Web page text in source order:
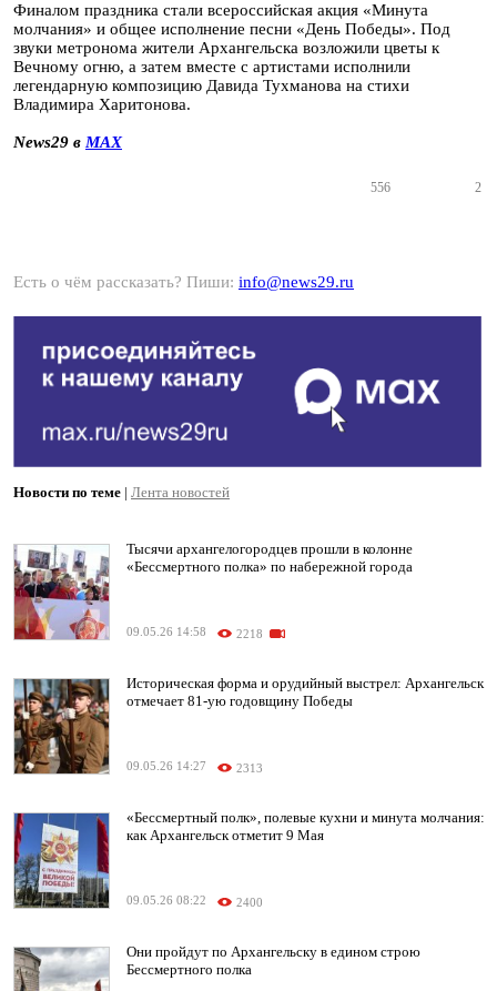
Финалом праздника стали всероссийская акция «Минута
молчания» и общее исполнение песни «День Победы». Под
звуки метронома жители Архангельска возложили цветы к
Вечному огню, а затем вместе с артистами исполнили
легендарную композицию Давида Тухманова на стихи
Владимира Харитонова.
News29 в MAX
556 2
Есть о чём рассказать? Пиши: info@news29.ru
Новости по теме | Лента новостей
Тысячи архангелогородцев прошли в колонне
«Бессмертного полка» по набережной города
09.05.26 14:58 2218
Историческая форма и орудийный выстрел: Архангельск
отмечает 81-ую годовщину Победы
09.05.26 14:27 2313
«Бессмертный полк», полевые кухни и минута молчания:
как Архангельск отметит 9 Мая
09.05.26 08:22 2400
Они пройдут по Архангельску в едином строю
Бессмертного полка